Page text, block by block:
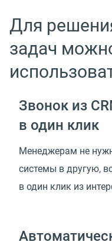
Для
задач
Звонок из
в один клик
Менеджерам не
системы в другую,
в один клик из